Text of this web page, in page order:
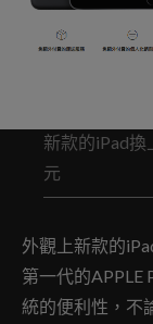
新款的iPad
元
外觀上新款的
第一代的APPLE
統的便利性，不